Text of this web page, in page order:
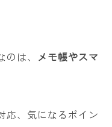
は、 メモ帳やスマ
応、気になるポイン